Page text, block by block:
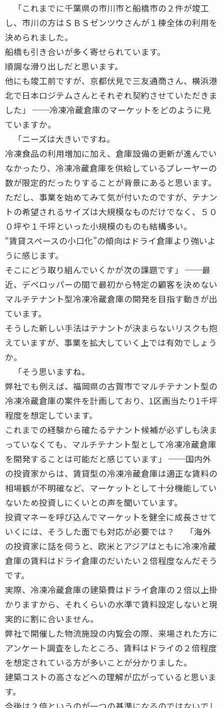
「これまでに千葉県の市川市と船橋市の２件が竣工
し、市川の方はＳＢＳゼンツウさんが１棟全体の利用を
決められました。
船橋も引き合いが多く寄せられています。
順調な滑り出しだと思います。
他にも竣工前ですが、京都伏見で三友通商さん、横浜港
北で日本ロジテムさんとそれぞれ契約させていただきま
した」 ──冷凍冷蔵倉庫のマーケットをどのように見
ていますか。
「ニーズは大きいですね。
冷凍食品の利用増加に加え、倉庫設備の更新が進んでい
なかったり、冷凍冷蔵倉庫を供給しているプレーヤーの
数が限定的だったりすることが背景にあると思います。
ただし、事業を始めてみて気が付いたのですが、テナン
トの希望されるサイズは大規模なものだけでなく、５０
０坪や１千坪といった小規模のものも結構多い。
“賃貸スペースの小口化”の傾向はドライ倉庫より強いよ
うに感じます。
そこにどう取り組んでいくかが次の課題です」 ──最
近、デベロッパーの間で最初から特定の顧客を決めない
マルチテナント型冷凍冷蔵倉庫の開発を目指す動きが出
ています。
そうした新しい手法はテナントが決まらないリスクも抱
えていますが、事業を拡大していく上では有効でしょう
か。
「そう思いますね。
弊社でも例えば、福岡県の古賀市でマルチテナント型の
冷凍冷蔵倉庫の案件を計画しており、1区画当たり1千坪
程度を想定しています。
これまでの経験から確たるテナント候補が必ずしも決ま
っていなくても、マルチテナント型として冷凍冷蔵倉庫
を開発することは可能だと感じています」 ──国内外
の投資家からは、賃貸型の冷凍冷蔵倉庫は適正な賃料の
相場観が不明確など、マーケットとして十分機能してい
ないため投資しにくいとの声を聞いています。
投資マネーを呼び込んでマーケットを健全に成長させて
いくには、そうした面でも対応が必要では？ 「海外
の投資家に話を伺うと、欧米とアジアはともに冷凍冷蔵
倉庫の賃料はドライ倉庫のだいたい２倍程度なんだそう
です。
実際、冷凍冷蔵倉庫の建築費はドライ倉庫の２倍以上掛
かりますから、それくらいの水準で賃料設定しないと現
実的に割に合いません。
弊社で開催した物流施設の内覧会の際、来場された方に
アンケート調査をしたところ、賃料はドライの２倍程度
を想定されている方が多いことが分かりました。
建築コストの高さなどへの理解が広がっていると思いま
す。